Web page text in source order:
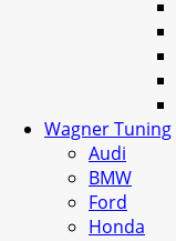
Wagner Tuning
Audi
BMW
Ford
Honda